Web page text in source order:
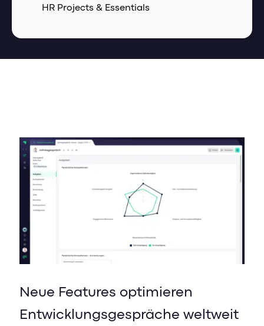
HR Projects & Essentials
Neue Features optimieren
Entwicklungsgespräche weltweit